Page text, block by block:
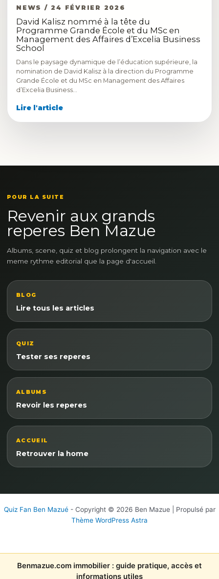
NEWS / 24 FÉVRIER 2026
David Kalisz nommé à la tête du
Programme Grande École et du MSc en
Management des Affaires d’Excelia Business
School
Dans le paysage dynamique de l’éducation supérieure, la
nomination de David Kalisz à la direction du Programme
Grande École et du MSc en Management des Affaires
d’Excelia Business…
Lire l'article
POUR LA SUITE
Revenir aux grands
reperes Ben Mazue
Albums, scene, quiz et blog prolongent la navigation avec le
meme rythme editorial que la page d'accueil.
BLOG
Lire tous les articles
QUIZ
Tester ses reperes
ALBUMS
Revoir les reperes
ACCUEIL
Retrouver la home
Quiz Fan Ben Mazué- Copyright © 2026 Ben Mazue | Propulsé par
Thème WordPress Astra
Benmazue.com immobilier : guide pratique, accès et
informations utiles